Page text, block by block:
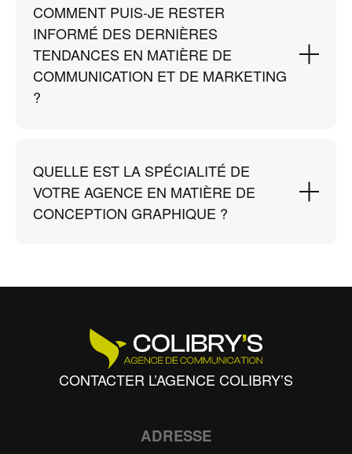
COMMENT PUIS-JE RESTER
INFORMÉ DES DERNIÈRES
TENDANCES EN MATIÈRE DE
COMMUNICATION ET DE MARKETING
?
QUELLE EST LA SPÉCIALITÉ DE
VOTRE AGENCE EN MATIÈRE DE
CONCEPTION GRAPHIQUE ?
CONTACTER L’AGENCE COLIBRY’S
ADRESSE